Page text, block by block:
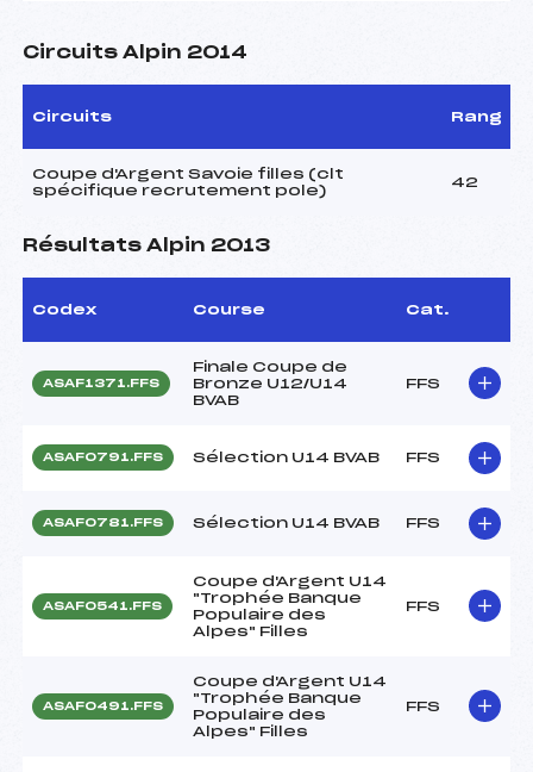
Circuits Alpin 2014
Circuits Rang
Coupe d'Argent Savoie filles (clt
spécifique recrutement pole)
42
Résultats Alpin 2013
Codex Course Cat.
ASAF1371.FFS
Finale Coupe de
Bronze U12/U14
BVAB
FFS
ASAF0791.FFS Sélection U14 BVAB FFS
ASAF0781.FFS Sélection U14 BVAB FFS
ASAF0541.FFS
Coupe d'Argent U14
"Trophée Banque
Populaire des
Alpes" Filles
FFS
ASAF0491.FFS
Coupe d'Argent U14
"Trophée Banque
Populaire des
Alpes" Filles
FFS